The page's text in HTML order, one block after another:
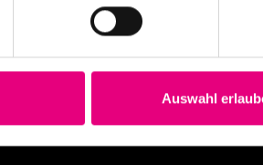
Auswahl